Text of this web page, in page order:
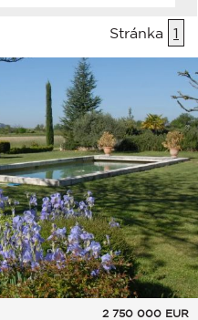
Stránka 1
2 750 000 EUR